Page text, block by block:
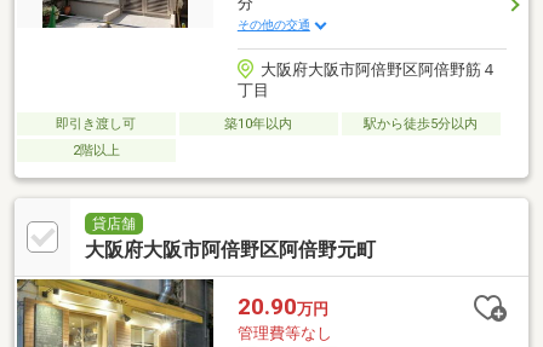
その他の交通
大阪府大阪市阿倍野区阿倍野筋４
丁目
即引き渡し可 築10年以内
駅から徒歩5分以内
2階以上
貸店舗
大阪府大阪市阿倍野区阿倍野元町
20.90万円
管理費等なし